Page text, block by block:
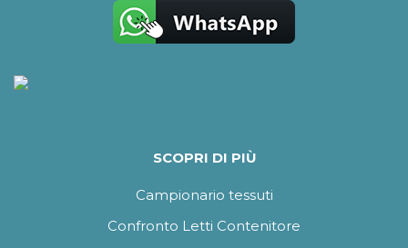
SCOPRI DI PIÙ
Campionario tessuti
Confronto Letti Contenitore